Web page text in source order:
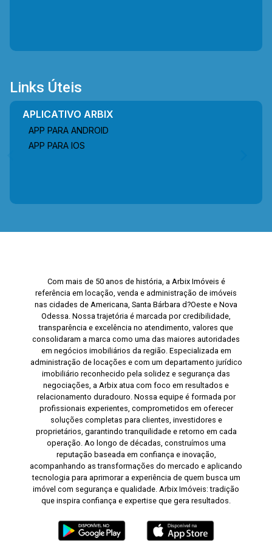
Links Úteis
APLICATIVO ARBIX
APP PARA ANDROID
APP PARA IOS
Com mais de 50 anos de história, a Arbix Imóveis é
referência em locação, venda e administração de imóveis
nas cidades de Americana, Santa Bárbara d?Oeste e Nova
Odessa. Nossa trajetória é marcada por credibilidade,
transparência e excelência no atendimento, valores que
consolidaram a marca como uma das maiores autoridades
em negócios imobiliários da região. Especializada em
administração de locações e com um departamento jurídico
imobiliário reconhecido pela solidez e segurança das
negociações, a Arbix atua com foco em resultados e
relacionamento duradouro. Nossa equipe é formada por
profissionais experientes, comprometidos em oferecer
soluções completas para clientes, investidores e
proprietários, garantindo tranquilidade e retorno em cada
operação. Ao longo de décadas, construímos uma
reputação baseada em confiança e inovação,
acompanhando as transformações do mercado e aplicando
tecnologia para aprimorar a experiência de quem busca um
imóvel com segurança e qualidade. Arbix Imóveis: tradição
que inspira confiança e expertise que gera resultados.